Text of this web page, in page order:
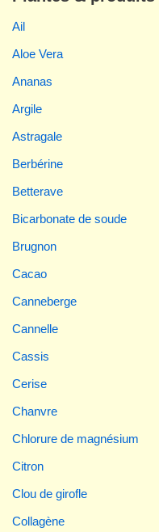
Ail
Aloe Vera
Ananas
Argile
Astragale
Berbérine
Betterave
Bicarbonate de soude
Brugnon
Cacao
Canneberge
Cannelle
Cassis
Cerise
Chanvre
Chlorure de magnésium
Citron
Clou de girofle
Collagène